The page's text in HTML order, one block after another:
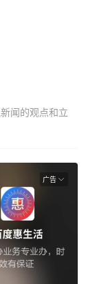
闻的观点和立
广告